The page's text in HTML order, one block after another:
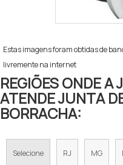
Estas imagens foram obtidas de
livremente na internet
REGIÕES ONDE A
ATENDE JUNTA
BORRACHA:
Selecione RJ MG